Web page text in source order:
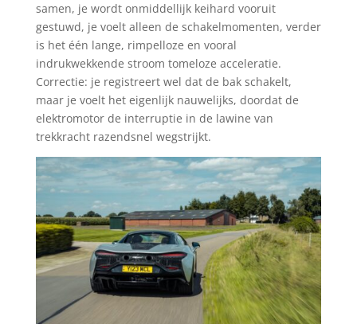
samen, je wordt onmiddellijk keihard vooruit
gestuwd, je voelt alleen de schakelmomenten, verder
is het één lange, rimpelloze en vooral
indrukwekkende stroom tomeloze acceleratie.
Correctie: je registreert wel dat de bak schakelt,
maar je voelt het eigenlijk nauwelijks, doordat de
elektromotor de interruptie in de lawine van
trekkracht razendsnel wegstrijkt.